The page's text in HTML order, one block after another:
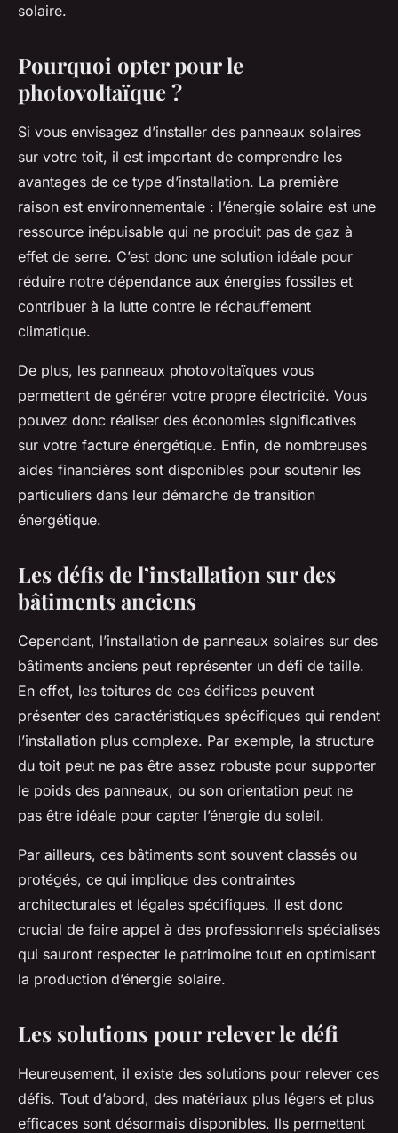
solaire.
Pourquoi opter pour le
photovoltaïque ?
Si vous envisagez d’installer des panneaux solaires
sur votre toit, il est important de comprendre les
avantages de ce type d’installation. La première
raison est environnementale : l’énergie solaire est une
ressource inépuisable qui ne produit pas de gaz à
effet de serre. C’est donc une solution idéale pour
réduire notre dépendance aux énergies fossiles et
contribuer à la lutte contre le réchauffement
climatique.
De plus, les panneaux photovoltaïques vous
permettent de générer votre propre électricité. Vous
pouvez donc réaliser des économies significatives
sur votre facture énergétique. Enfin, de nombreuses
aides financières sont disponibles pour soutenir les
particuliers dans leur démarche de transition
énergétique.
Les défis de l’installation sur des
bâtiments anciens
Cependant, l’installation de panneaux solaires sur des
bâtiments anciens peut représenter un défi de taille.
En effet, les toitures de ces édifices peuvent
présenter des caractéristiques spécifiques qui rendent
l’installation plus complexe. Par exemple, la structure
du toit peut ne pas être assez robuste pour supporter
le poids des panneaux, ou son orientation peut ne
pas être idéale pour capter l’énergie du soleil.
Par ailleurs, ces bâtiments sont souvent classés ou
protégés, ce qui implique des contraintes
architecturales et légales spécifiques. Il est donc
crucial de faire appel à des professionnels spécialisés
qui sauront respecter le patrimoine tout en optimisant
la production d’énergie solaire.
Les solutions pour relever le défi
Heureusement, il existe des solutions pour relever ces
défis. Tout d’abord, des matériaux plus légers et plus
efficaces sont désormais disponibles. Ils permettent